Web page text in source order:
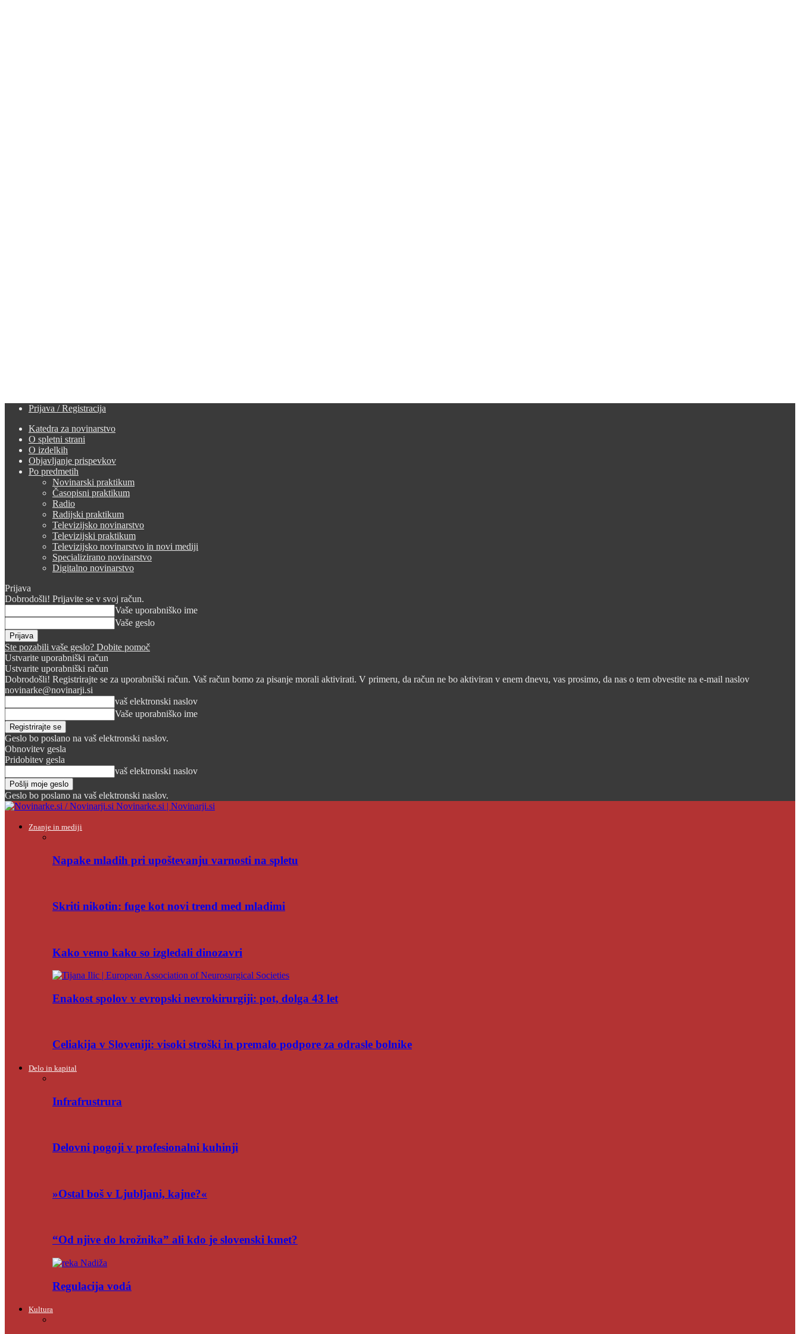
Prijava / Registracija
Katedra za novinarstvo
O spletni strani
O izdelkih
Objavljanje prispevkov
Po predmetih
Novinarski praktikum
Časopisni praktikum
Radio
Radijski praktikum
Televizijsko novinarstvo
Televizijski praktikum
Televizijsko novinarstvo in novi mediji
Specializirano novinarstvo
Digitalno novinarstvo
Prijava
Dobrodošli! Prijavite se v svoj račun.
Vaše uporabniško ime
Vaše geslo
Ste pozabili vaše geslo? Dobite pomoč
Ustvarite uporabniški račun
Ustvarite uporabniški račun
Dobrodošli! Registrirajte se za uporabniški račun. Vaš račun bomo za pisanje morali aktivirati. V primeru, da račun ne bo aktiviran v enem dnevu, vas prosimo, da nas o tem obvestite na e-mail naslov
novinarke@novinarji.si
vaš elektronski naslov
Vaše uporabniško ime
Geslo bo poslano na vaš elektronski naslov.
Obnovitev gesla
Pridobitev gesla
vaš elektronski naslov
Geslo bo poslano na vaš elektronski naslov.
Novinarke.si | Novinarji.si
Znanje in mediji
Napake mladih pri upoštevanju varnosti na spletu
Skriti nikotin: fuge kot novi trend med mladimi
Kako vemo kako so izgledali dinozavri
Enakost spolov v evropski nevrokirurgiji: pot, dolga 43 let
Celiakija v Sloveniji: visoki stroški in premalo podpore za odrasle bolnike
Delo in kapital
Infrafrustrura
Delovni pogoji v profesionalni kuhinji
»Ostal boš v Ljubljani, kajne?«
“Od njive do krožnika” ali kdo je slovenski kmet?
Regulacija vodá
Kultura